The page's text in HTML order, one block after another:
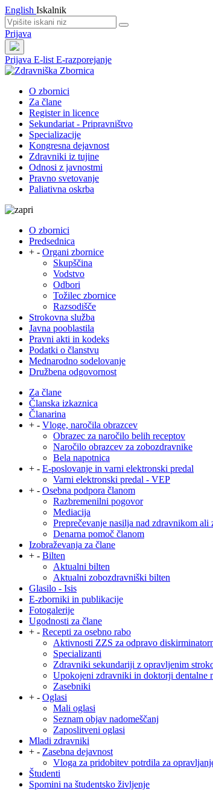
English Iskalnik
Prijava
Prijava E-list E-razporejanje
O zbornici
Za člane
Register in licence
Sekundariat - Pripravništvo
Specializacije
Kongresna dejavnost
Zdravniki iz tujine
Odnosi z javnostmi
Pravno svetovanje
Paliativna oskrba
O zbornici
Predsednica
+ - Organi zbornice
Skupščina
Vodstvo
Odbori
Tožilec zbornice
Razsodišče
Strokovna služba
Javna pooblastila
Pravni akti in kodeks
Podatki o članstvu
Mednarodno sodelovanje
Družbena odgovornost
Za člane
Članska izkaznica
Članarina
+ - Vloge, naročila obrazcev
Obrazec za naročilo belih receptov
Naročilo obrazcev za zobozdravnike
Bela napotnica
+ - E-poslovanje in varni elektronski predal
Varni elektronski predal - VEP
+ - Osebna podpora članom
Razbremenilni pogovor
Mediacija
Preprečevanje nasilja nad zdravnikom
Denarna pomoč članom
Izobraževanja za člane
+ - Bilten
Aktualni bilten
Aktualni zobozdravniški bilten
Glasilo - Isis
E-zborniki in publikacije
Fotogalerije
Ugodnosti za člane
+ - Recepti za osebno rabo
Aktivnosti ZZS za odpravo
Specializanti
Zdravniki sekundariji z opravljenim
Upokojeni zdravniki in doktorji dentalne
Zasebniki
+ - Oglasi
Mali oglasi
Seznam objav nadomeščanj
Zaposlitveni oglasi
Mladi zdravniki
+ - Zasebna dejavnost
Vloga za pridobitev potrdila za
Študenti
Spomini na študentsko življenje